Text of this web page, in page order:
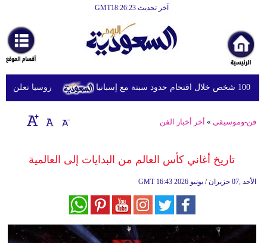
آخر تحديث GMT18:26:23
أخبارعاجلة
رياضة
ثقافة
إقتصاد
وموسيقى
وتغذية
روسيا تعلن
فن-وموسيقى » أخر أخبار الفن
تاريخ أغاني كأس العالم من البدايات إلى العالمية
GMT 16:43 2026 الأحد ,07 حزيران / يونيو